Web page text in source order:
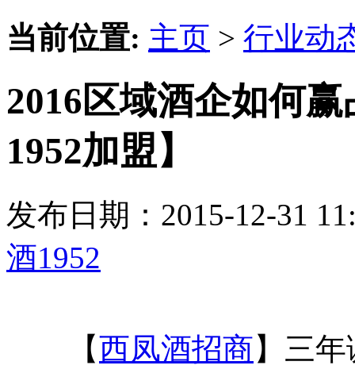
当前位置: 主页 > 行业动
2016区域酒企如何
1952加盟】
发布日期：2015-12-31
酒1952
【西凤酒招商】三